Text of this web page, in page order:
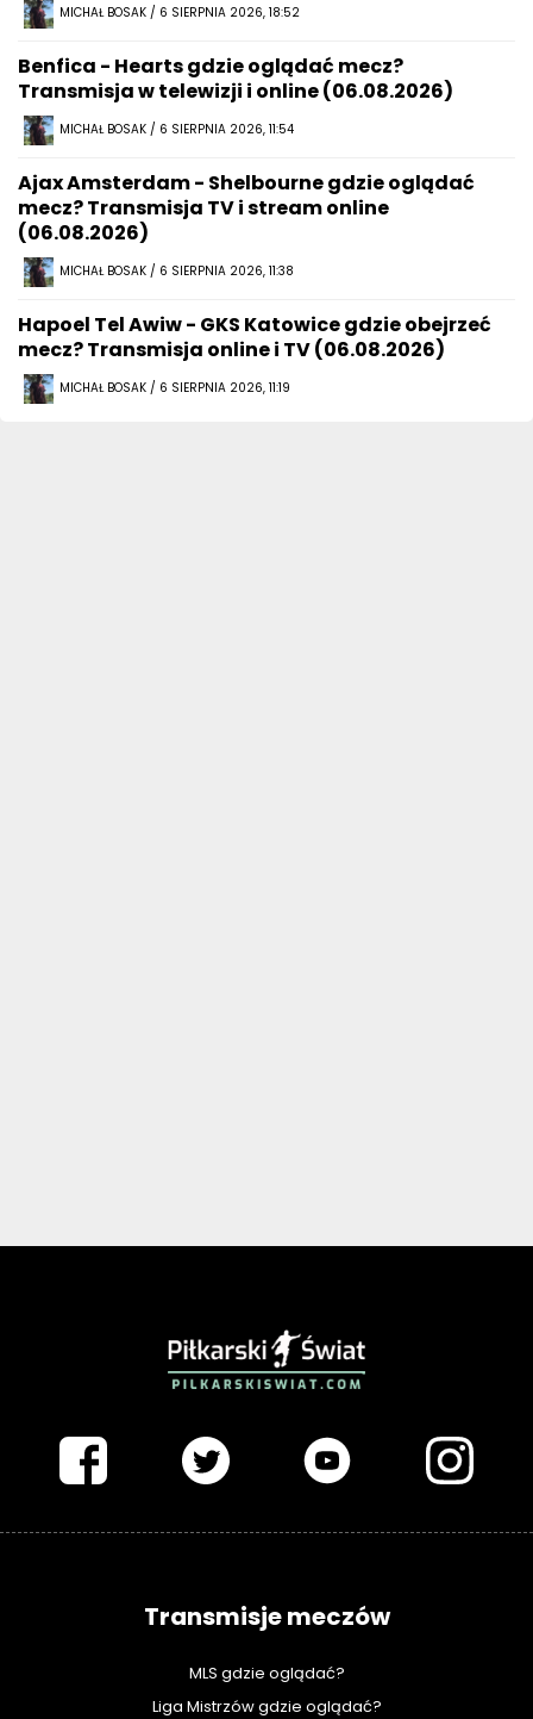
MICHAŁ BOSAK / 6 SIERPNIA 2026, 18:52
Benfica - Hearts gdzie oglądać mecz?
Transmisja w telewizji i online (06.08.2026)
MICHAŁ BOSAK / 6 SIERPNIA 2026, 11:54
Ajax Amsterdam - Shelbourne gdzie oglądać
mecz? Transmisja TV i stream online
(06.08.2026)
MICHAŁ BOSAK / 6 SIERPNIA 2026, 11:38
Hapoel Tel Awiw - GKS Katowice gdzie obejrzeć
mecz? Transmisja online i TV (06.08.2026)
MICHAŁ BOSAK / 6 SIERPNIA 2026, 11:19
Transmisje meczów
MLS gdzie oglądać?
Liga Mistrzów gdzie oglądać?